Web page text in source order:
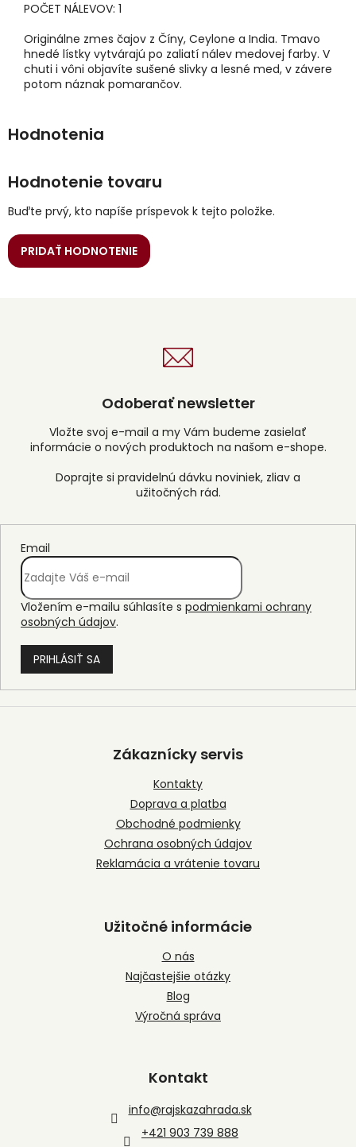
POČET NÁLEVOV: 1
Originálne zmes čajov z Číny, Ceylone a India. Tmavo
hnedé lístky vytvárajú po zaliatí nálev medovej farby. V
chuti i vôni objavíte sušené slivky a lesné med, v závere
potom náznak pomarančov.
Hodnotenie tovaru
Buďte prvý, kto napíše príspevok k tejto položke.
PRIDAŤ HODNOTENIE
Odoberať newsletter
Vložte svoj e-mail a my Vám budeme zasielať
informácie o nových produktoch na našom e-shope.
Email
Vložením e-mailu súhlasíte s podmienkami ochrany
osobných údajov.
PRIHLÁSIŤ SA
Z
Zákaznícky servis
Kontakty
Doprava a platba
Obchodné podmienky
Ochrana osobných údajov
Reklamácia a vrátenie tovaru
Užitočné informácie
O nás
Najčastejšie otázky
Blog
Výročná správa
Kontakt
info@rajskazahrada.sk
+421 903 739 888